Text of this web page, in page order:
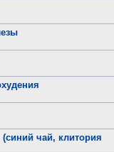
чай, клитория